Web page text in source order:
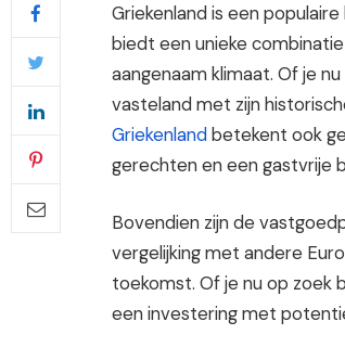
Griekenland is een
biedt een unieke
aangenaam klimaat. Of je
vasteland met zijn
Griekenlandbetekent ook
gerechten en een gastvrije
Bovendien zijn de
vergelijking met andere
toekomst. Of je nu op zoek
een investering met